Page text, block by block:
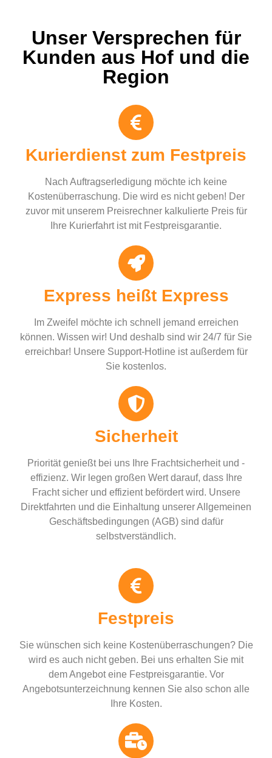
Unser Versprechen für
Kunden aus Hof und die
Region
Kurierdienst zum Festpreis
Nach Auftragserledigung möchte ich keine
Kostenüberraschung. Die wird es nicht geben! Der
zuvor mit unserem Preisrechner kalkulierte Preis für
Ihre Kurierfahrt ist mit Festpreisgarantie.
Express heißt Express
Im Zweifel möchte ich schnell jemand erreichen
können. Wissen wir! Und deshalb sind wir 24/7 für Sie
erreichbar! Unsere Support-Hotline ist außerdem für
Sie kostenlos.
Sicherheit
Priorität genießt bei uns Ihre Frachtsicherheit und -
effizienz. Wir legen großen Wert darauf, dass Ihre
Fracht sicher und effizient befördert wird. Unsere
Direktfahrten und die Einhaltung unserer Allgemeinen
Geschäftsbedingungen (AGB) sind dafür
selbstverständlich.
Festpreis
Sie wünschen sich keine Kostenüberraschungen? Die
wird es auch nicht geben. Bei uns erhalten Sie mit
dem Angebot eine Festpreisgarantie. Vor
Angebotsunterzeichnung kennen Sie also schon alle
Ihre Kosten.